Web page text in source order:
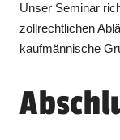
Unser Seminar
zollrechtlichen
kaufmännische